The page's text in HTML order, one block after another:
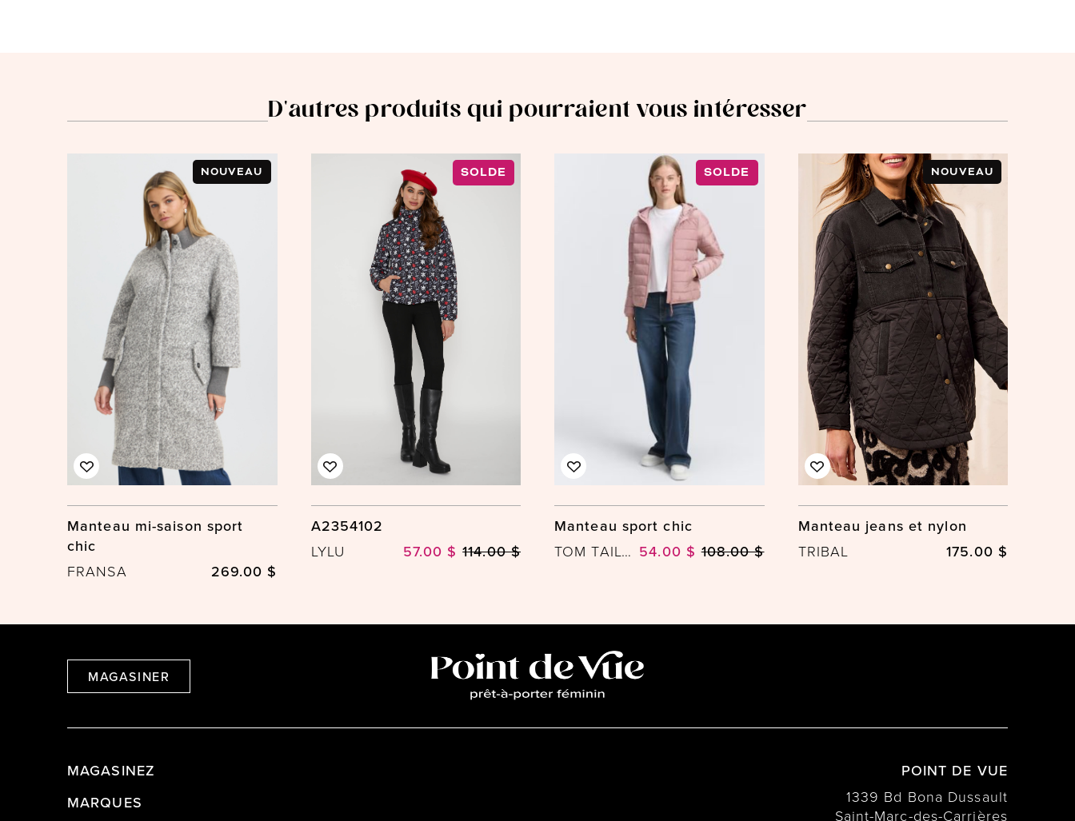
D'autres produits qui pourraient vous intéresser
NOUVEAU
Manteau mi-saison sport
chic
FRANSA 269.00 $
SOLDE
A2354102
LYLU 57.00 $ 114.00 $
SOLDE
Manteau sport chic
TOM TAILOR 54.00 $ 108.00 $
NOUVEAU
Manteau jeans et nylon
TRIBAL 175.00 $
MAGASINER
MAGASINEZ
MARQUES
POINT DE VUE
1339 Bd Bona Dussault
Saint-Marc-des-Carrières